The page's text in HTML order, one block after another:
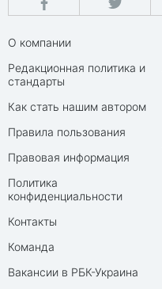
О компании
Редакционная политика и
стандарты
Как стать нашим автором
Правила пользования
Правовая информация
Политика
конфиденциальности
Контакты
Команда
Вакансии в РБК-Украина